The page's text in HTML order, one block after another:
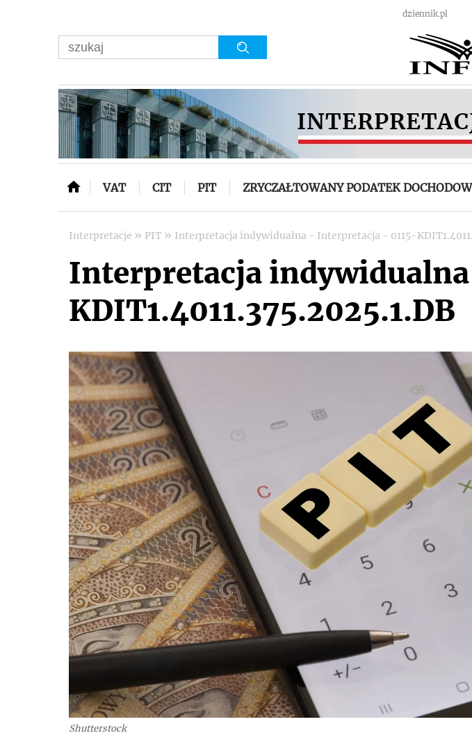
dziennik.pl
VAT CIT PIT ZRYCZAŁTOWANY PODATEK
Interpretacje » PIT » Interpretacja indywidualna - Interpretacja - 0115-
Interpretacja
KDIT1.4011.375.2025.1.DB
Shutterstock